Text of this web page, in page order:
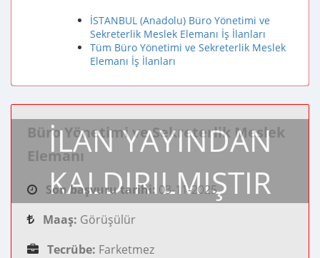
İSTANBUL (Anadolu) Büro Yönetimi ve
Sekreterlik Meslek Elemanı İş İlanları
Tüm Büro Yönetimi ve Sekreterlik Meslek
Elemanı İş İlanları
İLAN YAYINDAN
KALDIRILMIŞTIR
Büro Yönetimi ve Sekreterlik Meslek
Elemanı
Son başvuru tarihi: 03-11-2025
Maaş: Görüşülür
Tecrübe: Farketmez